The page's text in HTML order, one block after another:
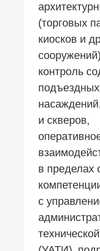
(торговых
киосков и
контроль
и скверов,
в пределах
с